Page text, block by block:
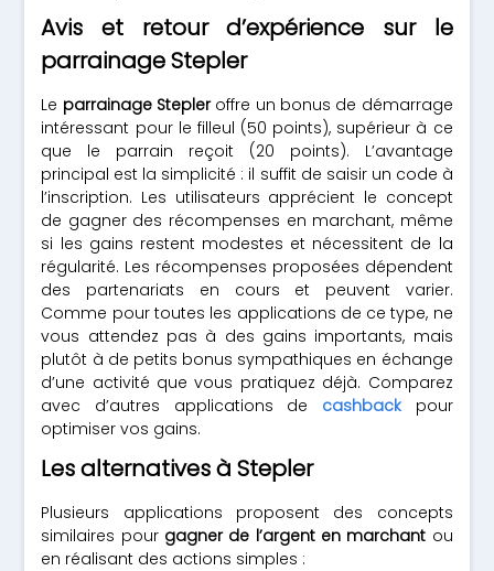
Avis et retour d’expérience sur le
parrainage Stepler
Le parrainage Stepleroffre un bonus de démarrage
intéressant pour le filleul (50 points), supérieur à ce
que le parrain reçoit (20 points). L’avantage
principal est la simplicité : il suffit de saisir un code à
l’inscription. Les utilisateurs apprécient le concept
de gagner des récompenses en marchant, même
si les gains restent modestes et nécessitent de la
régularité. Les récompenses proposées dépendent
des partenariats en cours et peuvent varier.
Comme pour toutes les applications de ce type, ne
vous attendez pas à des gains importants, mais
plutôt à de petits bonus sympathiques en échange
d’une activité que vous pratiquez déjà. Comparez
avec d’autres applications de cashbackpour
optimiser vos gains.
Les alternatives à Stepler
Plusieurs applications proposent des concepts
similaires pour gagner de l’argent en marchant ou
en réalisant des actions simples :